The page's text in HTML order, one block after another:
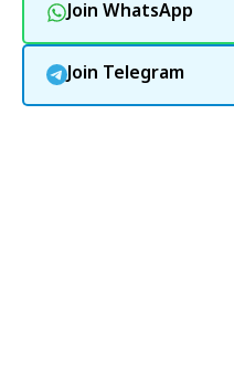
Join WhatsApp
Join Telegram